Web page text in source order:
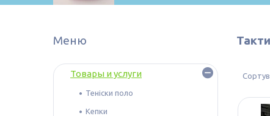
Товары и услуги
Теніски поло
Кепки